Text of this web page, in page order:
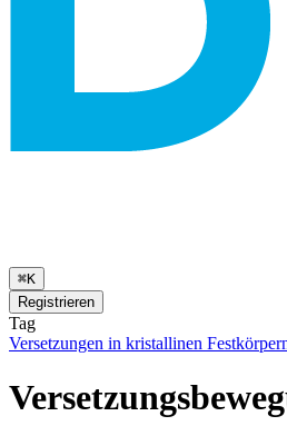
⌘K
Registrieren
Tag
Versetzungen in kristallinen